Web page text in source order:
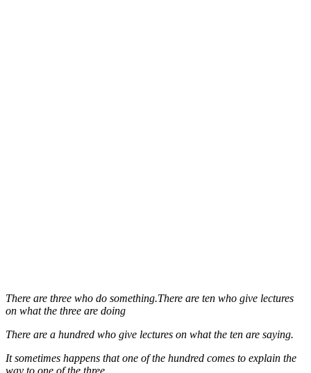
There are three who do something.There are ten who give lectures
on what the three are doing
There are a hundred who give lectures on what the ten are saying.
It sometimes happens that one of the hundred comes to explain the
way to one of the three.